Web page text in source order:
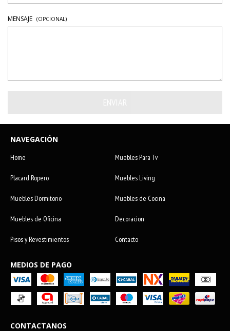
MENSAJE (OPCIONAL)
NAVEGACIÓN
Home Muebles Para Tv
Placard Ropero Muebles Living
Muebles Dormitorio Muebles de Cocina
Muebles de Oficina Decoracion
Pisos y Revestimientos Contacto
MEDIOS DE PAGO
CONTACTANOS